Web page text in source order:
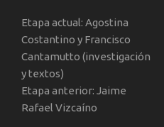
Etapa actual: Agostina
Costantino y Francisco
Cantamutto (investigación
y textos)
Etapa anterior: Jaime
Rafael Vizcaíno